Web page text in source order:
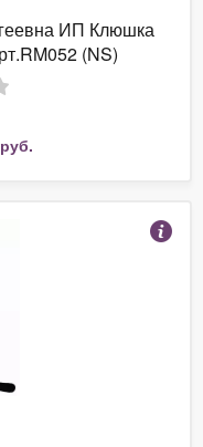
ИП Клюшка
(NS)
руб.